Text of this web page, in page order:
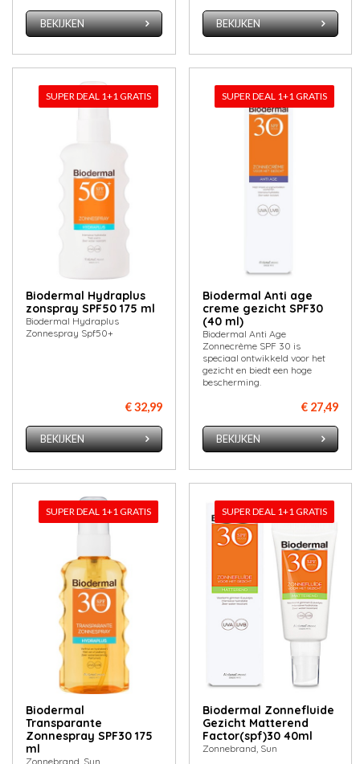
BEKIJKEN BEKIJKEN
SUPER DEAL 1+1 GRATIS
Biodermal Hydraplus
zonspray SPF50 175 ml
Biodermal Hydraplus
Zonnespray Spf50+
€ 32,99
BEKIJKEN
SUPER DEAL 1+1 GRATIS
Biodermal Anti age
creme gezicht SPF30
(40 ml)
Biodermal Anti Age
Zonnecrème SPF 30 is
speciaal ontwikkeld voor het
gezicht en biedt een hoge
bescherming.
€ 27,49
BEKIJKEN
SUPER DEAL 1+1 GRATIS
Biodermal
Transparante
Zonnespray SPF30 175
ml
Zonnebrand, Sun
SUPER DEAL 1+1 GRATIS
Biodermal Zonnefluide
Gezicht Matterend
Factor(spf)30 40ml
Zonnebrand, Sun